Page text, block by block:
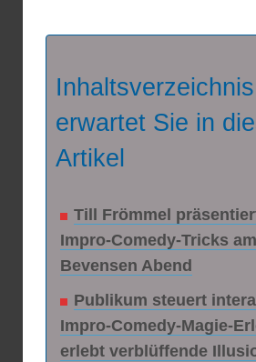
erwartet Sie in
Artikel
Till Frömmel
Impro-Comedy-Tricks
Bevensen Abend
Publikum steuert
Impro-Comedy-Magie-
erlebt verblüffende